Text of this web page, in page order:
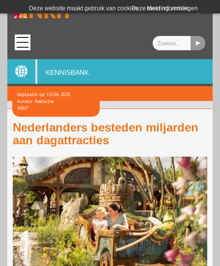
Deze website maakt gebruik van cookies. Meer informatie
Deze melding verbergen
Login
KENNISBANK
Geplaatst op: 13-06-2025
Auteur: Redactie
NRIT
Nederlanders besteden miljarden
aan dagattracties